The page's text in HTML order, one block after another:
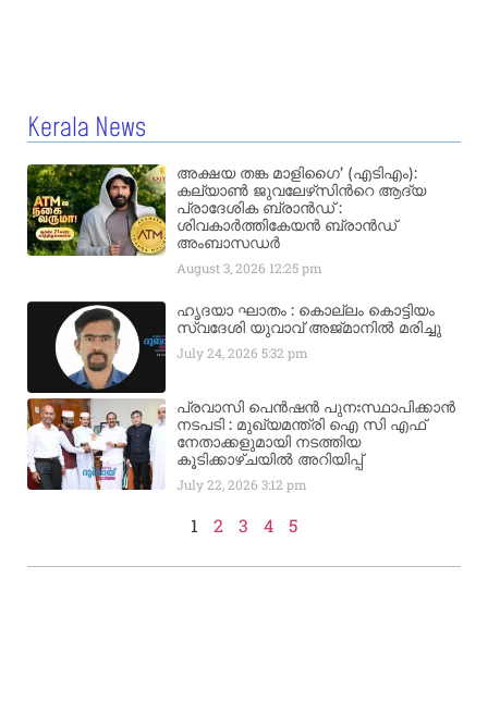
Kerala News
അക്ഷയ തങ്ക മാളിഗൈ’ (എടിഎം):
കല്യാണ്‍ ജുവലേഴ്‌സിന്‍റെ ആദ്യ
പ്രാദേശിക ബ്രാന്‍ഡ് :
ശിവകാര്‍ത്തികേയന്‍ ബ്രാന്‍ഡ്
അംബാസഡര്‍
August 3, 2026 12:25 pm
ഹൃദയാ ഘാതം : കൊല്ലം കൊട്ടിയം
സ്വദേശി യുവാവ് അജ്മാനിൽ മരിച്ചു
July 24, 20265:32 pm
പ്രവാസി പെൻഷൻ പുനഃസ്ഥാപിക്കാൻ
നടപടി : മുഖ്യമന്ത്രി ഐ സി എഫ്
നേതാക്കളുമായി നടത്തിയ
കൂടിക്കാഴ്ചയിൽ അറിയിപ്പ്
July 22, 20263:12 pm
1 2 3 4 5